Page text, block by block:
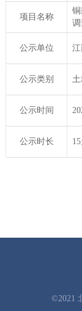
项目名称
公示单位
公示类别
公示时间
公示时长
©2021